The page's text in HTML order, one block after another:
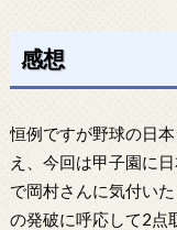
感想
恒例ですが野球の日
え、今回は甲子園に
で岡村さんに気付い
の発破に呼応して2点